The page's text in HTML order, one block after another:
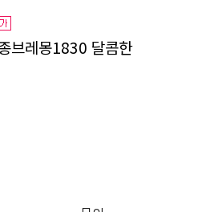
브레몽1830 달콤한